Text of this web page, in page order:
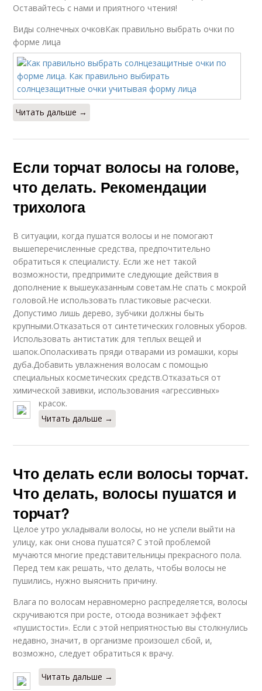
Оставайтесь с нами и приятного чтения!
Виды солнечных очковКак правильно выбрать очки по
форме лица
Читать дальше →
Если торчат волосы на голове,
что делать. Рекомендации
трихолога
В ситуации, когда пушатся волосы и не помогают
вышеперечисленные средства, предпочтительно
обратиться к специалисту. Если же нет такой
возможности, предпримите следующие действия в
дополнение к вышеуказанным советам.Не спать с мокрой
головой.Не использовать пластиковые расчески.
Допустимо лишь дерево, зубчики должны быть
крупными.Отказаться от синтетических головных уборов.
Использовать антистатик для теплых вещей и
шапок.Ополаскивать пряди отварами из ромашки, коры
дуба.Добавить увлажнения волосам с помощью
специальных косметических средств.Отказаться от
химической завивки, использования «агрессивных»
красок.
Читать дальше →
Что делать если волосы торчат.
Что делать, волосы пушатся и
торчат?
Целое утро укладывали волосы, но не успели выйти на
улицу, как они снова пушатся? С этой проблемой
мучаются многие представительницы прекрасного пола.
Перед тем как решать, что делать, чтобы волосы не
пушились, нужно выяснить причину.
Влага по волосам неравномерно распределяется, волосы
скручиваются при росте, отсюда возникает эффект
«пушистости». Если с этой неприятностью вы столкнулись
недавно, значит, в организме произошел сбой, и,
возможно, следует обратиться к врачу.
Читать дальше →